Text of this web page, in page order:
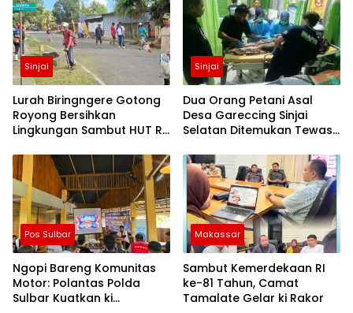
Sinjai
Lurah Biringngere Gotong
Royong Bersihkan
Lingkungan Sambut HUT RI
Sinjai
Dua Orang Petani Asal
Desa Gareccing Sinjai
Selatan Ditemukan Tewas,
Kasian”
Pos Sulbar
Ngopi Bareng Komunitas
Motor: Polantas Polda
Sulbar Kuatkan ki
Makassar
Sambut Kemerdekaan RI
ke-81 Tahun, Camat
Tamalate Gelar ki Rakor